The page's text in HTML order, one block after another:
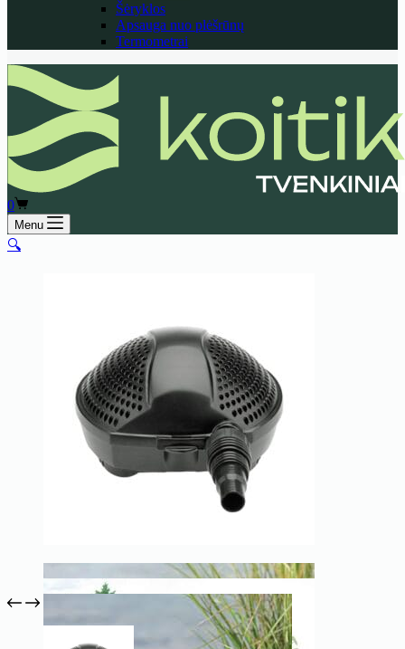
Šėryklos
Apsauga nuo plėšrūnų
Termometrai
Shopping
cart
0
Menu
🔍